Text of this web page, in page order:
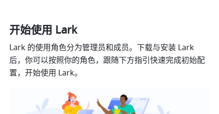
开始使用 Lark
Lark 的使用角色分为管理员和成员。下载与安装 Lark
后，你可以按照你的角色，跟随下方指引快速完成初始配
置，开始使用 Lark。